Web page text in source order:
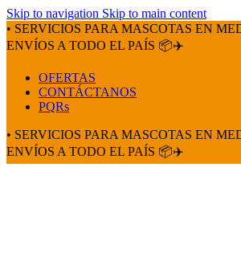
Skip to navigation Skip to main content
• SERVICIOS PARA MASCOTAS EN
ENVÍOS A TODO EL PAÍS 📦✈️
OFERTAS
CONTÁCTANOS
PQRs
• SERVICIOS PARA MASCOTAS EN
ENVÍOS A TODO EL PAÍS 📦✈️